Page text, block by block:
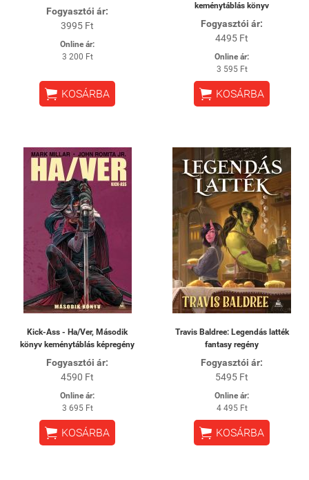
Fogyasztói ár:
3995 Ft
Online ár:
3 200 Ft
 KOSÁRBA
keménytáblás könyv
Fogyasztói ár:
4495 Ft
Online ár:
3 595 Ft
 KOSÁRBA
Kick-Ass - Ha/Ver, Második
könyv keménytáblás képregény
Fogyasztói ár:
4590 Ft
Online ár:
3 695 Ft
 KOSÁRBA
Travis Baldree: Legendás latték
fantasy regény
Fogyasztói ár:
5495 Ft
Online ár:
4 495 Ft
 KOSÁRBA